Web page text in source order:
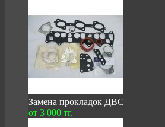
Замена прокладок ДВС
от 3 000 тг.